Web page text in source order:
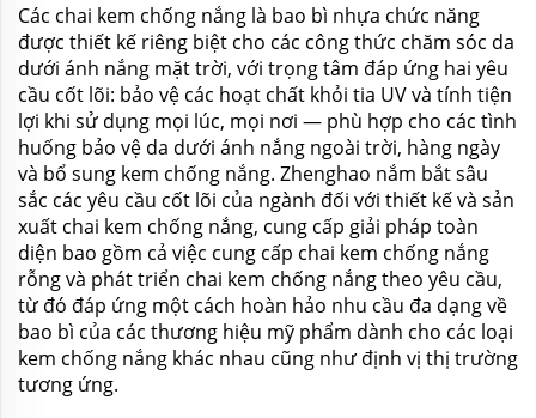
Các chai kem chống nắng là bao bì nhựa chức năng
được thiết kế riêng biệt cho các công thức chăm sóc da
dưới ánh nắng mặt trời, với trọng tâm đáp ứng hai yêu
cầu cốt lõi: bảo vệ các hoạt chất khỏi tia UV và tính tiện
lợi khi sử dụng mọi lúc, mọi nơi — phù hợp cho các tình
huống bảo vệ da dưới ánh nắng ngoài trời, hàng ngày
và bổ sung kem chống nắng. Zhenghao nắm bắt sâu
sắc các yêu cầu cốt lõi của ngành đối với thiết kế và sản
xuất chai kem chống nắng, cung cấp giải pháp toàn
diện bao gồm cả việc cung cấp chai kem chống nắng
rỗng và phát triển chai kem chống nắng theo yêu cầu,
từ đó đáp ứng một cách hoàn hảo nhu cầu đa dạng về
bao bì của các thương hiệu mỹ phẩm dành cho các loại
kem chống nắng khác nhau cũng như định vị thị trường
tương ứng.